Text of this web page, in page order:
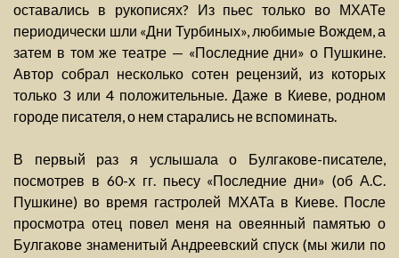
оставались в рукописях? Из пьес только во МХАТе
периодически шли «Дни Турбиных», любимые Вождем, а
затем в том же театре — «Последние дни» о Пушкине.
Автор собрал несколько сотен рецензий, из которых
только 3 или 4 положительные. Даже в Киеве, родном
городе писателя, о нем старались не вспоминать.
В первый раз я услышала о Булгакове-писателе,
посмотрев в 60-х гг. пьесу «Последние дни» (об А.С.
Пушкине) во время гастролей МХАТа в Киеве. После
просмотра отец повел меня на овеянный памятью о
Булгакове знаменитый Андреевский спуск (мы жили по